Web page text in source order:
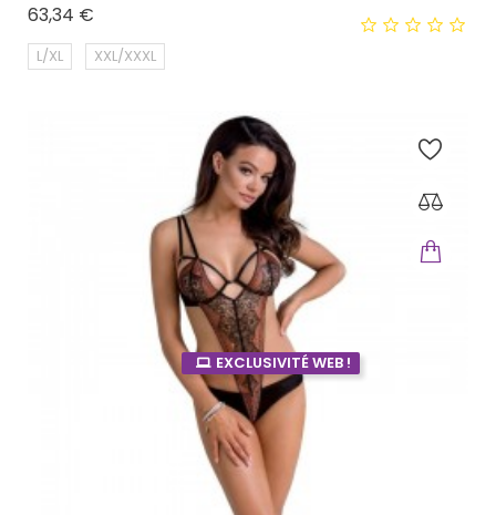
63,34 €
L/XL XXL/XXXL
EXCLUSIVITÉ WEB !